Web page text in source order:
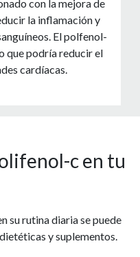
con la mejora de
la inflamación y
El polfenol-
que podría reducir el
cardíacas.
c en tu
su rutina diaria se puede
y suplementos.